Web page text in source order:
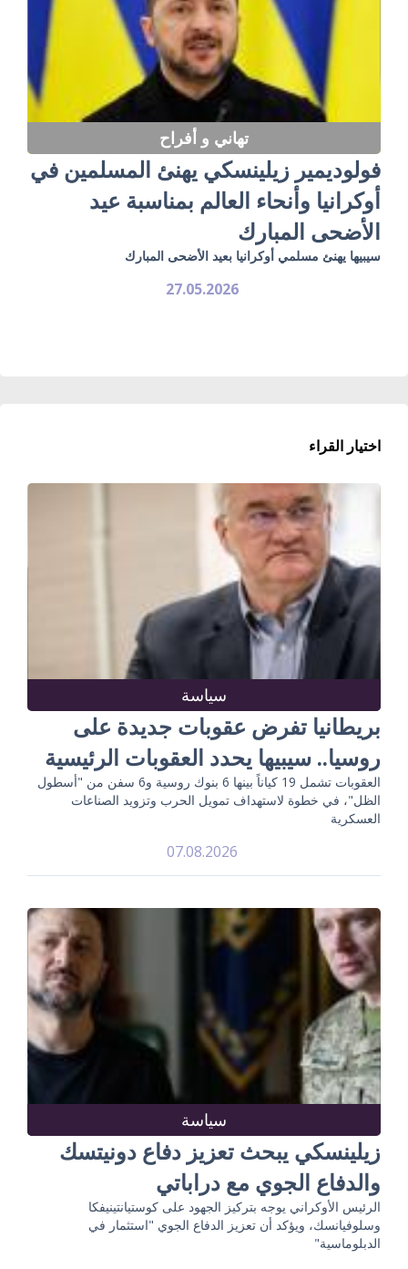
تهاني و أفراح
فولوديمير زيلينسكي يهنئ المسلمين في
أوكرانيا وأنحاء العالم بمناسبة عيد
الأضحى المبارك
سيبيها يهنئ مسلمي أوكرانيا بعيد الأضحى المبارك
27.05.2026
اختيار القراء
سياسة
بريطانيا تفرض عقوبات جديدة على
روسيا.. سيبيها يحدد العقوبات الرئيسية
العقوبات تشمل 19 كياناً بينها 6 بنوك روسية و6 سفن من "أسطول
الظل"، في خطوة لاستهداف تمويل الحرب وتزويد الصناعات
العسكرية
07.08.2026
سياسة
زيلينسكي يبحث تعزيز دفاع دونيتسك
والدفاع الجوي مع دراباتي
الرئيس الأوكراني يوجه بتركيز الجهود على كوستيانتينيفكا
وسلوفيانسك، ويؤكد أن تعزيز الدفاع الجوي "استثمار في
الدبلوماسية"